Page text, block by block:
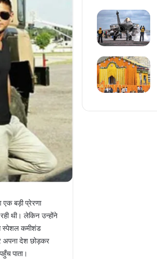
बड़ी प्रेरणा
थी। लेकिन उन्होंने
स्पेशल कमीशंड
अपना देश छोड़कर
पाता।